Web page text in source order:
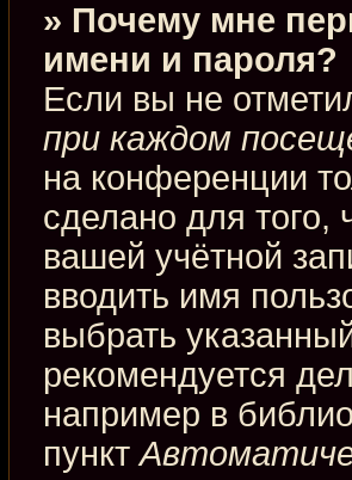
» Почему мне
имени и пароля?
Если вы не
при каждом
на конференции
сделано для того,
вашей учётной
вводить имя
выбрать
рекомендуется
например в
пункт